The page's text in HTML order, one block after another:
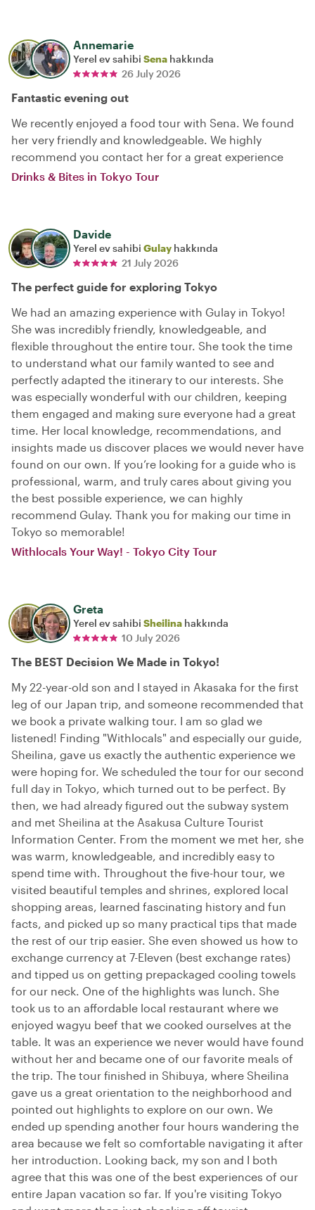
Annemarie
Yerel ev sahibi Sena hakkında
26 July 2026
Fantastic evening out
We recently enjoyed a food tour with Sena. We found
her very friendly and knowledgeable. We highly
recommend you contact her for a great experience
Drinks & Bites in Tokyo Tour
Davide
Yerel ev sahibi Gulay hakkında
21 July 2026
The perfect guide for exploring Tokyo
We had an amazing experience with Gulay in Tokyo!
She was incredibly friendly, knowledgeable, and
flexible throughout the entire tour. She took the time
to understand what our family wanted to see and
perfectly adapted the itinerary to our interests. She
was especially wonderful with our children, keeping
them engaged and making sure everyone had a great
time. Her local knowledge, recommendations, and
insights made us discover places we would never have
found on our own. If you’re looking for a guide who is
professional, warm, and truly cares about giving you
the best possible experience, we can highly
recommend Gulay. Thank you for making our time in
Tokyo so memorable!
Withlocals Your Way! - Tokyo City Tour
Greta
Yerel ev sahibi Sheilina hakkında
10 July 2026
The BEST Decision We Made in Tokyo!
My 22-year-old son and I stayed in Akasaka for the first
leg of our Japan trip, and someone recommended that
we book a private walking tour. I am so glad we
listened! Finding "Withlocals" and especially our guide,
Sheilina, gave us exactly the authentic experience we
were hoping for. We scheduled the tour for our second
full day in Tokyo, which turned out to be perfect. By
then, we had already figured out the subway system
and met Sheilina at the Asakusa Culture Tourist
Information Center. From the moment we met her, she
was warm, knowledgeable, and incredibly easy to
spend time with. Throughout the five-hour tour, we
visited beautiful temples and shrines, explored local
shopping areas, learned fascinating history and fun
facts, and picked up so many practical tips that made
the rest of our trip easier. She even showed us how to
exchange currency at 7-Eleven (best exchange rates)
and tipped us on getting prepackaged cooling towels
for our neck. One of the highlights was lunch. She
took us to an affordable local restaurant where we
enjoyed wagyu beef that we cooked ourselves at the
table. It was an experience we never would have found
without her and became one of our favorite meals of
the trip. The tour finished in Shibuya, where Sheilina
gave us a great orientation to the neighborhood and
pointed out highlights to explore on our own. We
ended up spending another four hours wandering the
area because we felt so comfortable navigating it after
her introduction. Looking back, my son and I both
agree that this was one of the best experiences of our
entire Japan vacation so far. If you're visiting Tokyo